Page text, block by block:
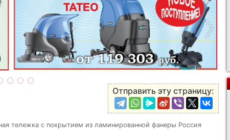
›
Отправить эту страницу:
тележка с покрытием из ламинированной фанеры Россия